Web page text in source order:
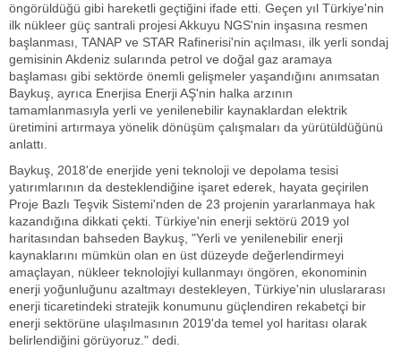
öngörüldüğü gibi hareketli geçtiğini ifade etti. Geçen yıl Türkiye'nin
ilk nükleer güç santrali projesi Akkuyu NGS'nin inşasına resmen
başlanması, TANAP ve STAR Rafinerisi'nin açılması, ilk yerli sondaj
gemisinin Akdeniz sularında petrol ve doğal gaz aramaya
başlaması gibi sektörde önemli gelişmeler yaşandığını anımsatan
Baykuş, ayrıca Enerjisa Enerji AŞ'nin halka arzının
tamamlanmasıyla yerli ve yenilenebilir kaynaklardan elektrik
üretimini artırmaya yönelik dönüşüm çalışmaları da yürütüldüğünü
anlattı.
Baykuş, 2018'de enerjide yeni teknoloji ve depolama tesisi
yatırımlarının da desteklendiğine işaret ederek, hayata geçirilen
Proje Bazlı Teşvik Sistemi'nden de 23 projenin yararlanmaya hak
kazandığına dikkati çekti. Türkiye'nin enerji sektörü 2019 yol
haritasından bahseden Baykuş, "Yerli ve yenilenebilir enerji
kaynaklarını mümkün olan en üst düzeyde değerlendirmeyi
amaçlayan, nükleer teknolojiyi kullanmayı öngören, ekonominin
enerji yoğunluğunu azaltmayı destekleyen, Türkiye'nin uluslararası
enerji ticaretindeki stratejik konumunu güçlendiren rekabetçi bir
enerji sektörüne ulaşılmasının 2019'da temel yol haritası olarak
belirlendiğini görüyoruz." dedi.